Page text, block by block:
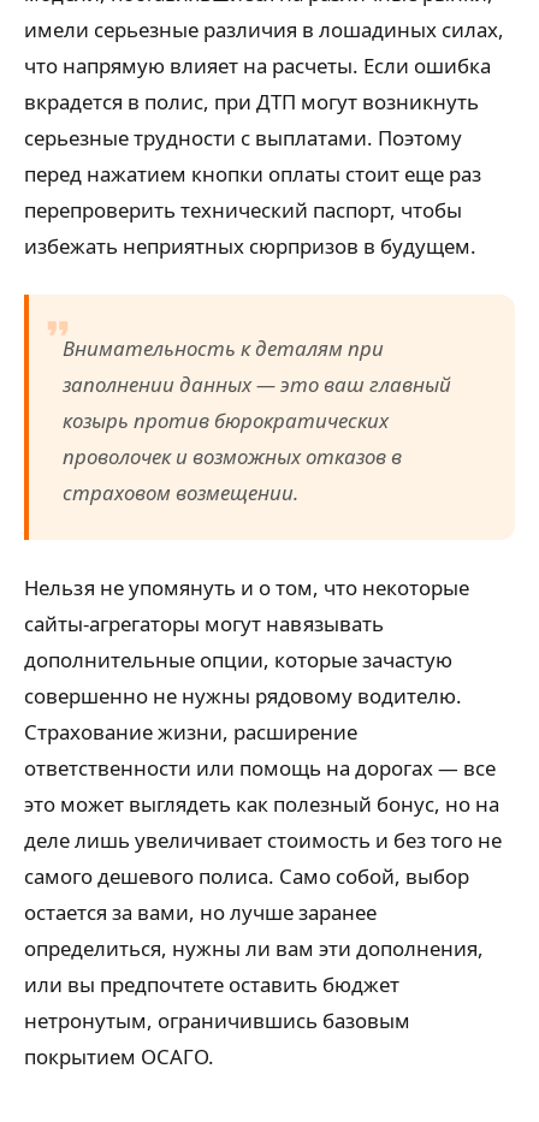
имели серьезные различия в лошадиных силах,
что напрямую влияет на расчеты. Если ошибка
вкрадется в полис, при ДТП могут возникнуть
серьезные трудности с выплатами. Поэтому
перед нажатием кнопки оплаты стоит еще раз
перепроверить технический паспорт, чтобы
избежать неприятных сюрпризов в будущем.
Внимательность к деталям при
заполнении данных — это ваш главный
козырь против бюрократических
проволочек и возможных отказов в
страховом возмещении.
Нельзя не упомянуть и о том, что некоторые
сайты-агрегаторы могут навязывать
дополнительные опции, которые зачастую
совершенно не нужны рядовому водителю.
Страхование жизни, расширение
ответственности или помощь на дорогах — все
это может выглядеть как полезный бонус, но на
деле лишь увеличивает стоимость и без того не
самого дешевого полиса. Само собой, выбор
остается за вами, но лучше заранее
определиться, нужны ли вам эти дополнения,
или вы предпочтете оставить бюджет
нетронутым, ограничившись базовым
покрытием ОСАГО.